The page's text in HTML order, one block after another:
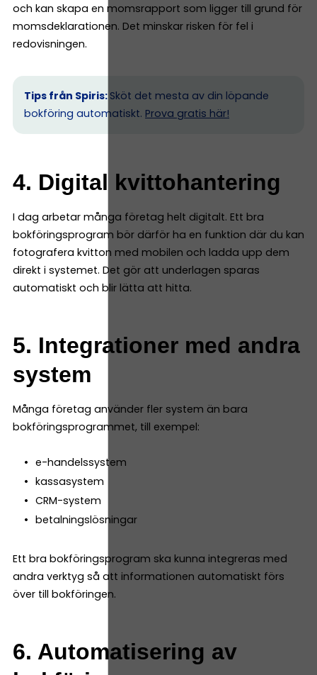
och kan skapa en momsrapport som ligger till grund för
momsdeklarationen. Det minskar risken för fel i
redovisningen.
Tips från Spiris: Sköt det mesta av din löpande
bokföring automatiskt. Prova gratis här!
4. Digital kvittohantering
I dag arbetar många företag helt digitalt. Ett bra
bokföringsprogram bör därför ha en funktion där du kan
fotografera kvitton med mobilen och ladda upp dem
direkt i systemet. Det gör att underlagen sparas
automatiskt och blir lätta att hitta.
5. Integrationer med andra
system
Många företag använder fler system än bara
bokföringsprogrammet, till exempel:
e-handelssystem
kassasystem
CRM-system
betalningslösningar
Ett bra bokföringsprogram ska kunna integreras med
andra verktyg så att informationen automatiskt förs
över till bokföringen.
6. Automatisering av